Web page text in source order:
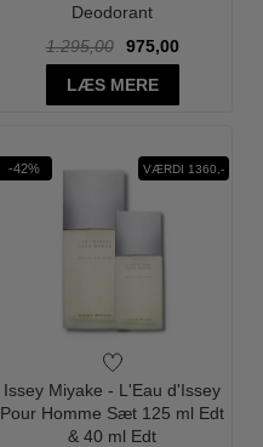
Deodorant
1.295,00
975,00
LÆS MERE
-42% VÆRDI 1360,-
Issey Miyake - L'Eau d'Issey
Pour Homme Sæt 125 ml Edt
& 40 ml Edt